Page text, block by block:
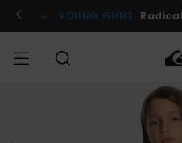
l'information
le
Se connecter / s'inscrire
YOUNG GUNS
Vêtements
Vêtements
Shop
Surf
Shop
Snow
Shop
Outlet
Homme
Accéder à
commande